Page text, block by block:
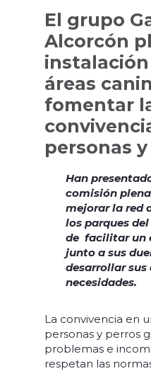
El grupo
Alcorcón
áreas
fomentar
personas
Han
comisión
mejorar la red
los parques
de facilitar un
junto a sus
desarrollar
necesidades.
La convivencia en
personas y perros
problemas e
respetan las